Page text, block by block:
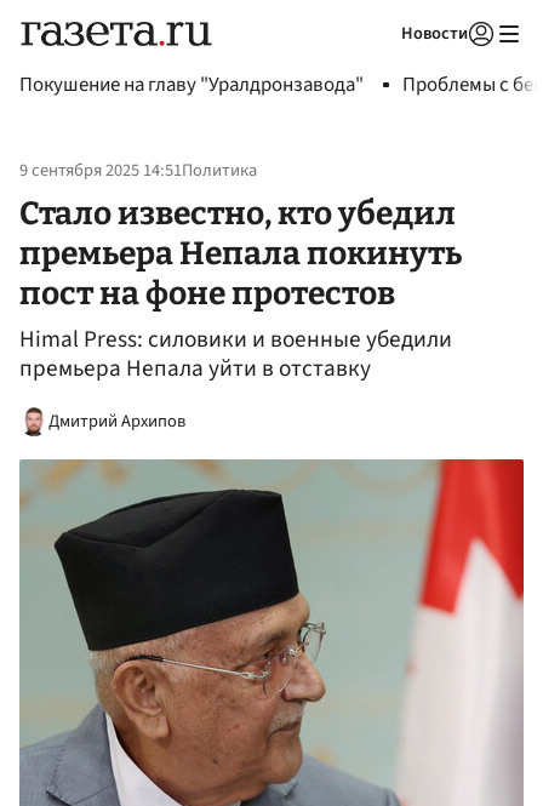
Новости
Покушение на главу "Уралдронзавода" Проблемы с
9 сентября 2025 14:51Политика
Стало известно, кто убедил
премьера Непала покинуть
пост на фоне протестов
Himal Press: силовики и военные убедили
премьера Непала уйти в отставку
Дмитрий Архипов